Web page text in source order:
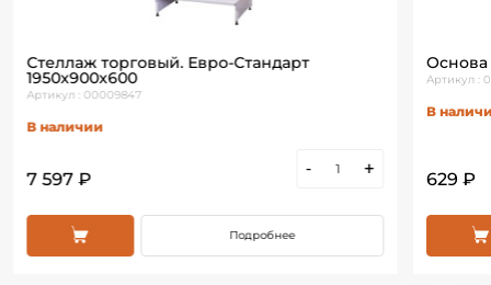
Стеллаж торговый. Евро-Стандарт
1950х900х600
Артикул : 00009847
В наличии
7 597 ₽
- +
Подробнее
Основа
Артикул :
В
629 ₽